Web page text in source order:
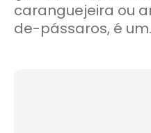
caranguejeira ou
de-pássaros, é